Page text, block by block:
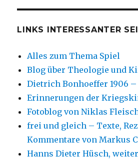
LINKS INTERESSANTER
Alles zum Thema Spiel
Blog über Theologie und
Dietrich Bonhoeffer 1906 –
Erinnerungen der
Fotoblog von Niklas
frei und gleich – Texte,
Kommentare von Markus
Hanns Dieter Hüsch,